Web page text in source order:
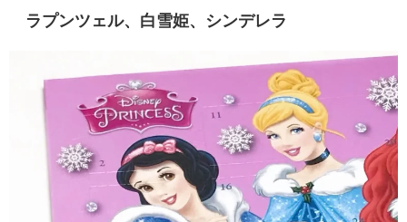
ラプンツェル、白雪姫、シンデレラ